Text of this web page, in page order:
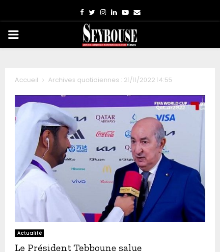
Facebook
TwitterInstagram
LinkedinYoutube
Email
PRIMARY
Accueil Archives quotidiennes : 21/11/2022 14:55
Actualité
Le Président Tebboune salue